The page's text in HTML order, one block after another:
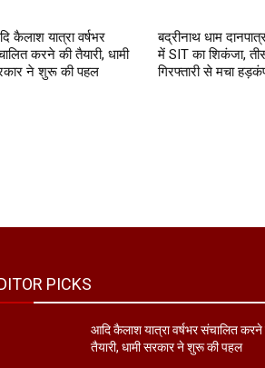
कैलाश यात्रा वर्षभर
करने की तैयारी, धामी
ने शुरू की पहल
बद्रीनाथ धाम
में SIT का शिकंजा,
गिरफ्तारी से मचा
PICKS
आदि कैलाश यात्रा वर्षभर संचालित करने
तैयारी, धामी सरकार ने शुरू की पहल